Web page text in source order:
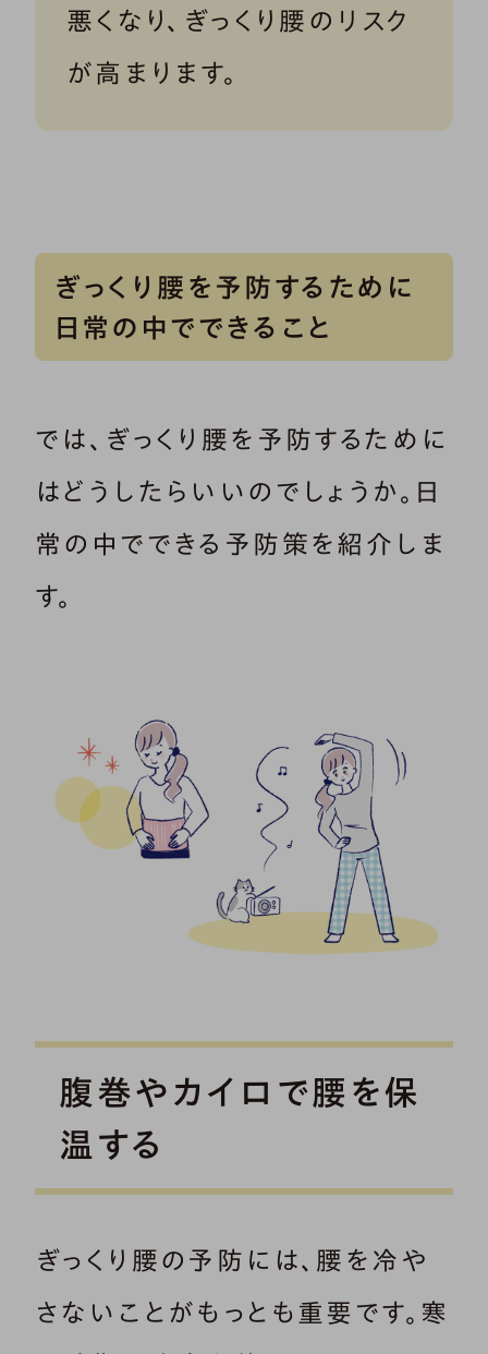
悪くなり、ぎっくり腰のリスク
が高まります。
ぎっくり腰を予防するために
日常の中でできること
では、ぎっくり腰を予防するために
はどうしたらいいのでしょうか。日
常の中でできる予防策を紹介しま
す。
腹巻やカイロで腰を保
温する
ぎっくり腰の予防には、腰を冷や
さないことがもっとも重要です。寒